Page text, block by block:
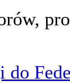
do